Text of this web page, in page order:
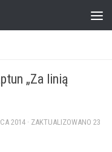
„Za linią
2014 · ZAKTUALIZOWANO 23